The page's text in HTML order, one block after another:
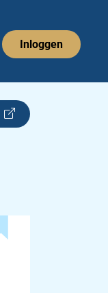
Inloggen